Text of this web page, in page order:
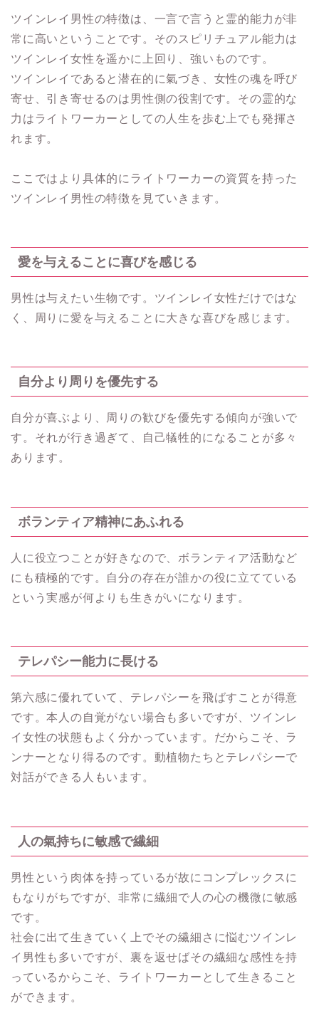
ツインレイ男性の特徴は、一言で言うと霊的能力が非
常に高いということです。そのスピリチュアル能力は
ツインレイ女性を遥かに上回り、強いものです。
ツインレイであると潜在的に氣づき、女性の魂を呼び
寄せ、引き寄せるのは男性側の役割です。その霊的な
力はライトワーカーとしての人生を歩む上でも発揮さ
れます。
ここではより具体的にライトワーカーの資質を持った
ツインレイ男性の特徴を見ていきます。
愛を与えることに喜びを感じる
男性は与えたい生物です。ツインレイ女性だけではな
く、周りに愛を与えることに大きな喜びを感じます。
自分より周りを優先する
自分が喜ぶより、周りの歓びを優先する傾向が強いで
す。それが行き過ぎて、自己犠牲的になることが多々
あります。
ボランティア精神にあふれる
人に役立つことが好きなので、ボランティア活動など
にも積極的です。自分の存在が誰かの役に立てている
という実感が何よりも生きがいになります。
テレパシー能力に長ける
第六感に優れていて、テレパシーを飛ばすことが得意
です。本人の自覚がない場合も多いですが、ツインレ
イ女性の状態もよく分かっています。だからこそ、ラ
ンナーとなり得るのです。動植物たちとテレパシーで
対話ができる人もいます。
人の氣持ちに敏感で繊細
男性という肉体を持っているが故にコンプレックスに
もなりがちですが、非常に繊細で人の心の機微に敏感
です。
社会に出て生きていく上でその繊細さに悩むツインレ
イ男性も多いですが、裏を返せばその繊細な感性を持
っているからこそ、ライトワーカーとして生きること
ができます。